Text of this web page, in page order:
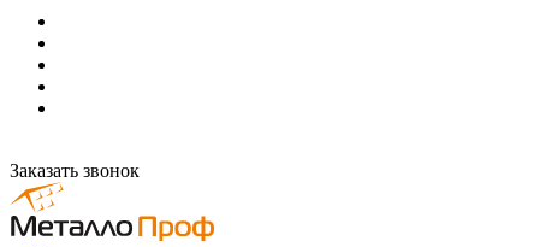
Заказать звонок